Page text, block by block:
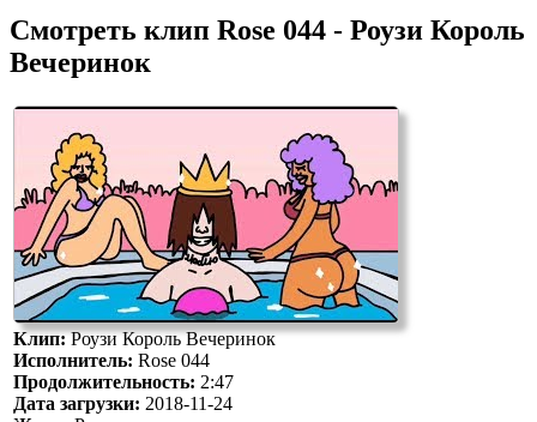
Смотреть клип Rose 044 - Роузи Король
Вечеринок
Клип:Роузи Король Вечеринок
Исполнитель: Rose 044
Продолжительность: 2:47
Дата загрузки: 2018-11-24